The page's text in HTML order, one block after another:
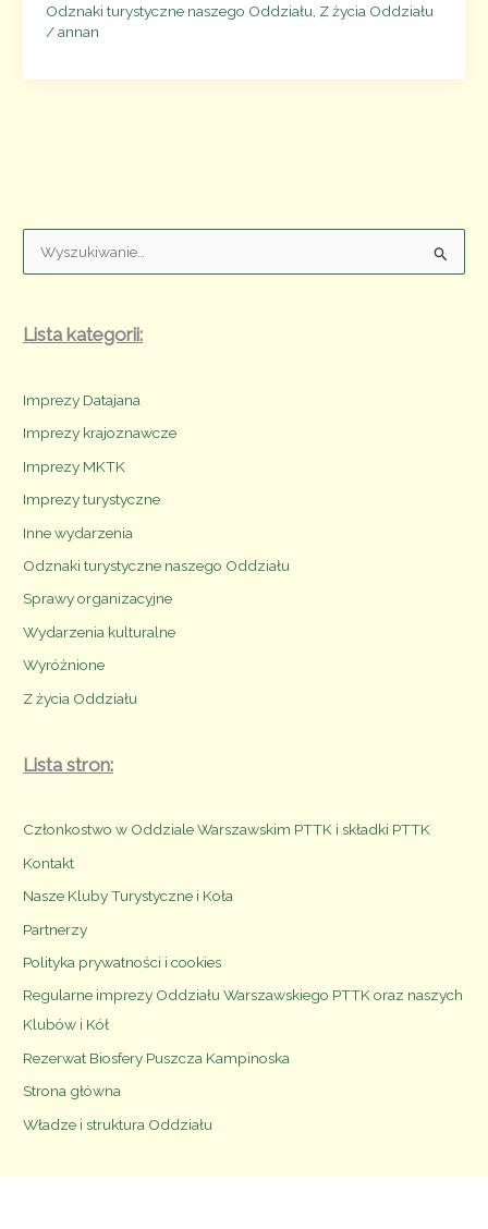
PTTK
Wrześniowych
Odznaki turystyczne naszego Oddziału Z życia Oddziału
/annan
y
z
:
Lista kategorii:
Imprezy Datajana
Imprezy krajoznawcze
Imprezy MKTK
Imprezy turystyczne
Inne wydarzenia
Odznaki turystyczne naszego Oddziału
Sprawy organizacyjne
Wydarzenia kulturalne
Wyróżnione
Z życia Oddziału
Lista stron:
Członkostwo w Oddziale Warszawskim PTTK i składki PTTK
Kontakt
Nasze Kluby Turystyczne i Koła
Partnerzy
Polityka prywatności i cookies
Regularne imprezy Oddziału Warszawskiego PTTK oraz naszych
Klubów i Kół
Rezerwat Biosfery Puszcza Kampinoska
Strona główna
Władze i struktura Oddziału